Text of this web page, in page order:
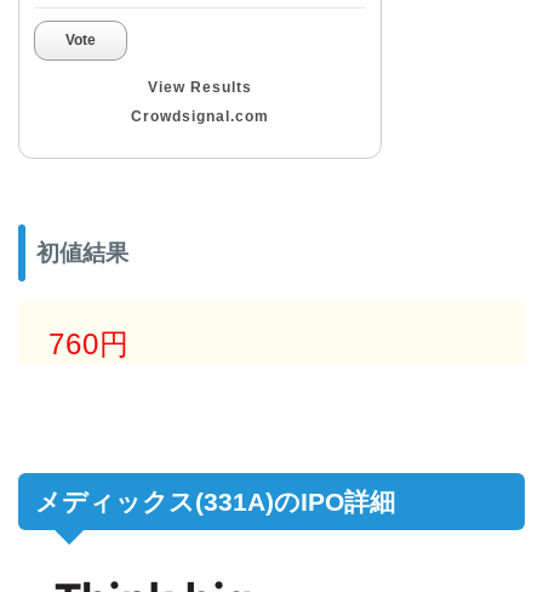
Vote
View Results
Crowdsignal.com
初値結果
760円
メディックス(331A)のIPO詳細